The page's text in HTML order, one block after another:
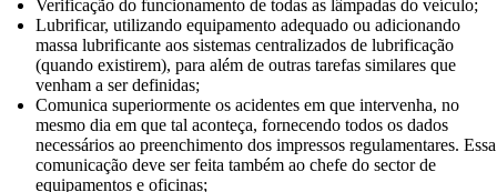
Verificação do funcionamento de todas as lâmpadas do veículo;
Lubrificar, utilizando equipamento adequado ou adicionando
massa lubrificante aos sistemas centralizados de lubrificação
(quando existirem), para além de outras tarefas similares que
venham a ser definidas;
Comunica superiormente os acidentes em que intervenha, no
mesmo dia em que tal aconteça, fornecendo todos os dados
necessários ao preenchimento dos impressos regulamentares. Essa
comunicação deve ser feita também ao chefe do sector de
equipamentos e oficinas;